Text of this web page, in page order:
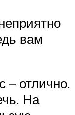
вам
– отлично.
На